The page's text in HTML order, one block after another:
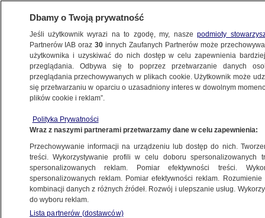
BIZNES
PIENIĄDZE
Ulga rehabilitacyjna w rozliczeniu PIT
za 2019 rok. Co można odliczyć?
Zerowy PIT dla młodych 2020. Ile
zarobią w tym roku osoby do 26 roku
życia?
Dbamy o Twoją prywatność
Jeśli użytkownik wyrazi na to zgodę, my, naszepodmioty
Partnerów IAB oraz30 innych Zaufanych Partnerów może
użytkownika i uzyskiwać do nich dostęp w celu zapewnienia
przeglądania. Odbywa się to poprzez przetwarzanie danych
przeglądania przechowywanych w plikach cookie. Użytkownik może
się przetwarzaniu w oparciu o uzasadniony interes w dowolnym
plików cookie i reklam”.
Polityka Prywatności
Wraz z naszymi partnerami przetwarzamy dane w celu zapewnienia:
Przechowywanie informacji na urządzeniu lub dostęp do nich.
treści. Wykorzystywanie profili w celu doboru spersonalizowanych
spersonalizowanych reklam. Pomiar efektywności treści.
spersonalizowanych reklam. Pomiar efektywności reklam.
kombinacji danych z różnych źródeł. Rozwój i ulepszanie usług.
do wyboru reklam.
Lista partnerów (dostawców)